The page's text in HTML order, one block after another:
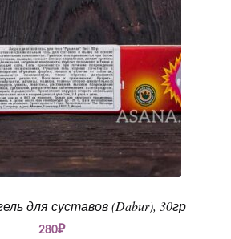
для суставов (Dabur), 30гр
280₽